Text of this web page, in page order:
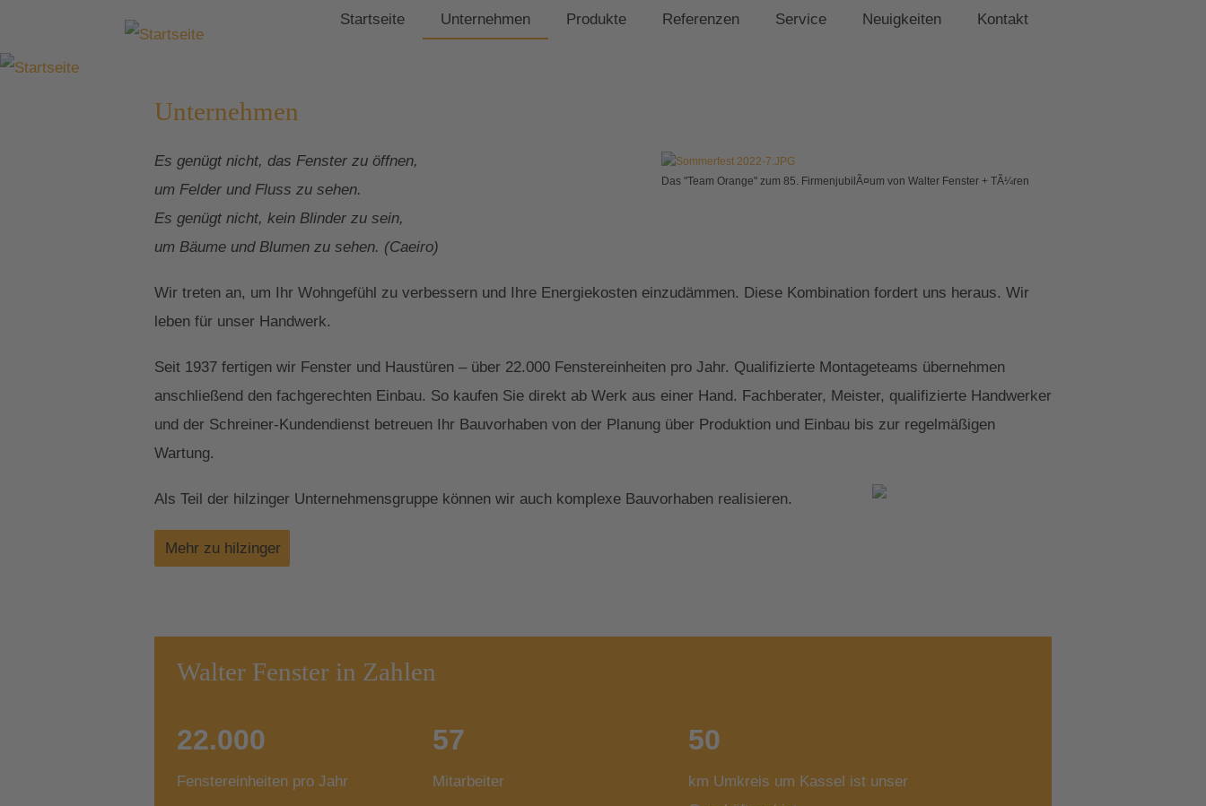
Startseite Unternehmen Produkte Referenzen Service Neuigkeiten Kontakt
Unternehmen
Das "Team Orange" zum 85. FirmenjubilÃ¤um von Walter Fenster + TÃ¼ren
Es genügt nicht, das Fenster zu öffnen,
um Felder und Fluss zu sehen.
Es genügt nicht, kein Blinder zu sein,
um Bäume und Blumen zu sehen. (Caeiro)
Wir treten an, um Ihr Wohngefühl zu verbessern und Ihre Energiekosten einzudämmen. Diese Kombination fordert uns heraus. Wir
leben für unser Handwerk.
Seit 1937 fertigen wir Fenster und Haustüren – über 22.000 Fenstereinheiten pro Jahr. Qualifizierte Montageteams übernehmen
anschließend den fachgerechten Einbau. So kaufen Sie direkt ab Werk aus einer Hand. Fachberater, Meister, qualifizierte Handwerker
und der Schreiner-Kundendienst betreuen Ihr Bauvorhaben von der Planung über Produktion und Einbau bis zur regelmäßigen
Wartung.
Als Teil der hilzinger Unternehmensgruppe können wir auch komplexe Bauvorhaben realisieren.
Mehr zu hilzinger
Walter Fenster in Zahlen
22.000
Fenstereinheiten pro Jahr
57
Mitarbeiter
50
km Umkreis um Kassel ist unser